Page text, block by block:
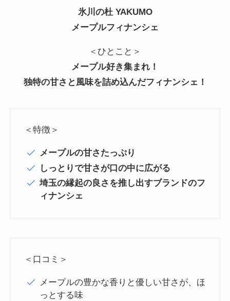
氷川の杜 YAKUMO
メープルフィナンシェ
＜ひとこと＞
メープル好き集まれ！
独特の甘さと風味を詰め込んだフィナンシェ！
＜特徴＞
メープルの甘さたっぷり
しっとりで甘さが口の中に広がる
埼玉の縁起の良さを推し出すブランドのフ
ィナンシェ
＜口コミ＞
メープルの豊かな香りと優しい甘さが、ほ
っとする味